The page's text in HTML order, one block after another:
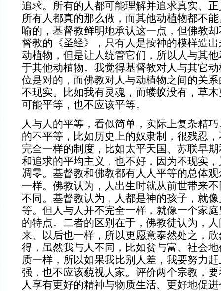
追求。所有的人都可能理解并追求真实、
所有人都真的那么做，而其他动植物都不
喻的，基督教鲜明地承认这一点，但佛教
督教的《圣经》，只有人是按神的模样造
动植物，但是让人统管它们，所以人与其
于其他动植物。我觉得基督教对人与其它
位是对的，而佛教对人与动植物之间的关
不现实。比如我有灵魂，而蝼蚁没有，草
可能平等，也不应该平等。
人与人的平等，看似简单，实际上复杂精
的不平等，比如历史上的奴隶制，很残忍
完全一样的制度，比如太平天国、苏联早
和追求的平均主义，也不好，因为不现实
凋零。基督教和佛教都有人人平等的总体
一样。佛教认为，人出生时就从前世带来
不同。基督教认为，人都是神的孩子，就
等。但人与人并不完全一样，就像一个家
的特点。二者的区别在于，佛教徒认为，
来、以后也一样，所以更愿意泰然处之，
得，虽然我与人不同，比如贫与富、社会
质一样，所以如果我比别人差，我要努力
强，也不应该藐视人家。评价两个宗教，
人享有更好的精神与物质生活、更好地促